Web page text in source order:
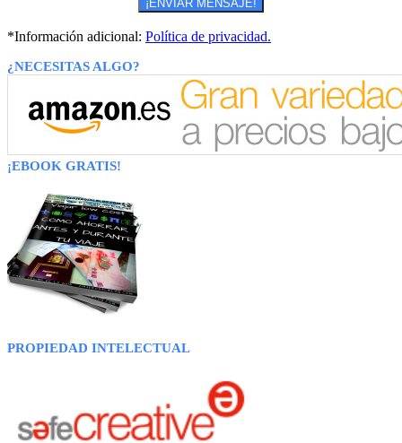
*Información adicional: Política de privacidad.
¿NECESITAS ALGO?
¡EBOOK GRATIS!
PROPIEDAD INTELECTUAL